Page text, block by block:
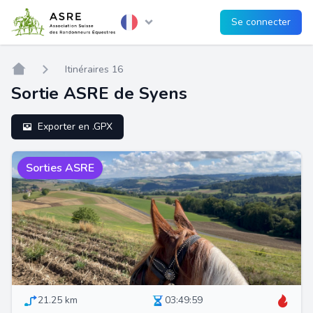
Se connecter
Home Itinéraires 16
Sortie ASRE de Syens
Exporter en .GPX
Sorties ASRE
21.25 km 03:49:59